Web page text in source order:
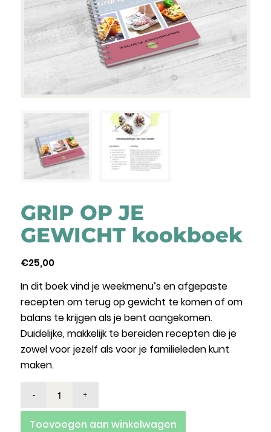
GRIP OP JE
GEWICHT kookboek
€25,00
In dit boek vind je weekmenu’s en afgepaste
recepten om terug op gewicht te komen of om
balans te krijgen als je bent aangekomen.
Duidelijke, makkelijk te bereiden recepten die je
zowel voor jezelf als voor je familieleden kunt
maken.
Toevoegen aan winkelwagen